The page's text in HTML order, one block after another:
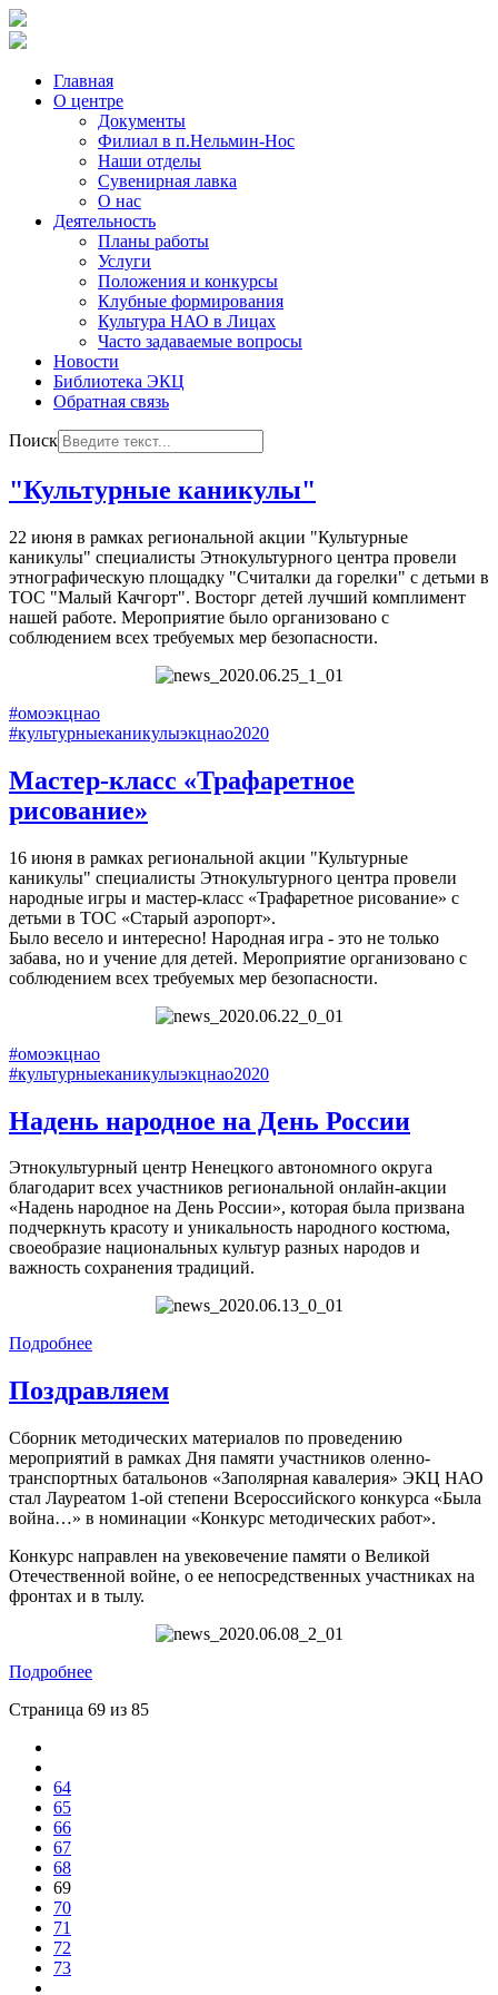
Главная
О центре
Документы
Филиал в п.Нельмин-Нос
Наши отделы
Сувенирная лавка
О нас
Деятельность
Планы работы
Услуги
Положения и конкурсы
Клубные формирования
Культура НАО в Лицах
Часто задаваемые вопросы
Новости
Библиотека ЭКЦ
Обратная связь
Поиск
"Культурные каникулы"
22 июня в рамках региональной акции "Культурные
каникулы" специалисты Этнокультурного центра провели
этнографическую площадку "Считалки да горелки" с детьми в
ТОС "Малый Качгорт". Восторг детей лучший комплимент
нашей работе. Мероприятие было организовано с
соблюдением всех требуемых мер безопасности.
#омоэкцнао
#культурныеканикулыэкцнао2020
Мастер-класс «Трафаретное
рисование»
16 июня в рамках региональной акции "Культурные
каникулы" специалисты Этнокультурного центра провели
народные игры и мастер-класс «Трафаретное рисование» с
детьми в ТОС «Старый аэропорт».
Было весело и интересно! Народная игра - это не только
забава, но и учение для детей. Мероприятие организовано с
соблюдением всех требуемых мер безопасности.
#омоэкцнао
#культурныеканикулыэкцнао2020
Надень народное на День России
Этнокультурный центр Ненецкого автономного округа
благодарит всех участников региональной онлайн-акции
«Надень народное на День России», которая была призвана
подчеркнуть красоту и уникальность народного костюма,
своеобразие национальных культур разных народов и
важность сохранения традиций.
Подробнее
Поздравляем
Сборник методических материалов по проведению
мероприятий в рамках Дня памяти участников оленно-
транспортных батальонов «Заполярная кавалерия» ЭКЦ НАО
стал Лауреатом 1-ой степени Всероссийского конкурса «Была
война…» в номинации «Конкурс методических работ».
Конкурс направлен на увековечение памяти о Великой
Отечественной войне, о ее непосредственных участниках на
фронтах и в тылу.
Подробнее
Страница 69 из 85
64
65
66
67
68
69
70
71
72
73